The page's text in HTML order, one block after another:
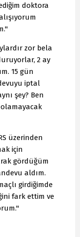
doktora
zor bela
2 ay
15 gün
iptal
şey? Ben
üzerinden
için
gördüğüm
aldım.
girdiğimde
fark ettim ve